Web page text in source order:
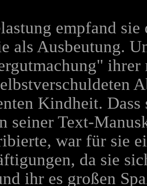
empfand sie
als Ausbeutung.
ihrer
Kindheit. Dass
seiner Text-
war für sie
da sie
ihr es großen